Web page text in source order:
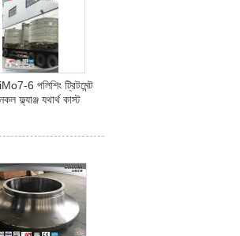
6 পলিশিং ট্রিটমেন্ট
ফ্ল্যাঞ্জ যথার্থ কাস্ট